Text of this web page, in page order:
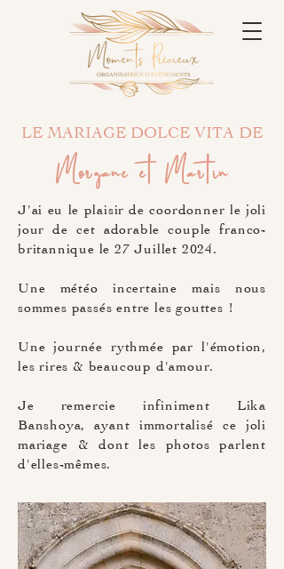
LE MARIAGE DOLCE VITA DE
Morgane et Martin
J'ai eu le plaisir de coordonner le joli
jour de cet adorable couple franco-
britannique le 27 Juillet 2024.
Une météo incertaine mais nous
sommes passés entre les gouttes !
Une journée rythmée par l'émotion,
les rires & beaucoup d'amour.
Je remercie infiniment Lika
Banshoya, ayant immortalisé ce joli
mariage & dont les photos parlent
d'elles-mêmes.